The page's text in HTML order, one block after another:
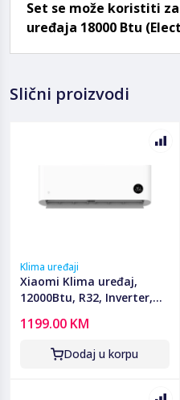
Set se može koristiti
uređaja 18000 Btu
Slični proizvodi
Klima uređaji
Xiaomi Klima uređaj,
12000Btu, R32, Inverter,
Conditioner Pro Eco 3.5
1199.00 KM
Dodaj u korpu